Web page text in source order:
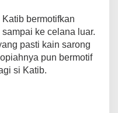
bermotifkan
ke celana luar.
pasti kain sarong
pun bermotif
si Katib.